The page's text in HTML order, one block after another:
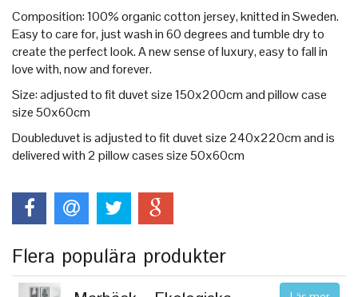
Composition: 100% organic cotton jersey, knitted in Sweden.
Easy to care for, just wash in 60 degrees and tumble dry to
create the perfect look. A new sense of luxury, easy to fall in
love with, now and forever.
Size: adjusted to fit duvet size 150x200cm and pillow case
size 50x60cm
Doubleduvet is adjusted to fit duvet size 240x220cm and is
delivered with 2 pillow cases size 50x60cm
Flera populära produkter